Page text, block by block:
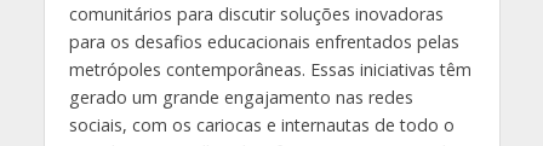
comunitários para discutir soluções inovadoras
para os desafios educacionais enfrentados pelas
metrópoles contemporâneas. Essas iniciativas têm
gerado um grande engajamento nas redes
sociais, com os cariocas e internautas de todo o